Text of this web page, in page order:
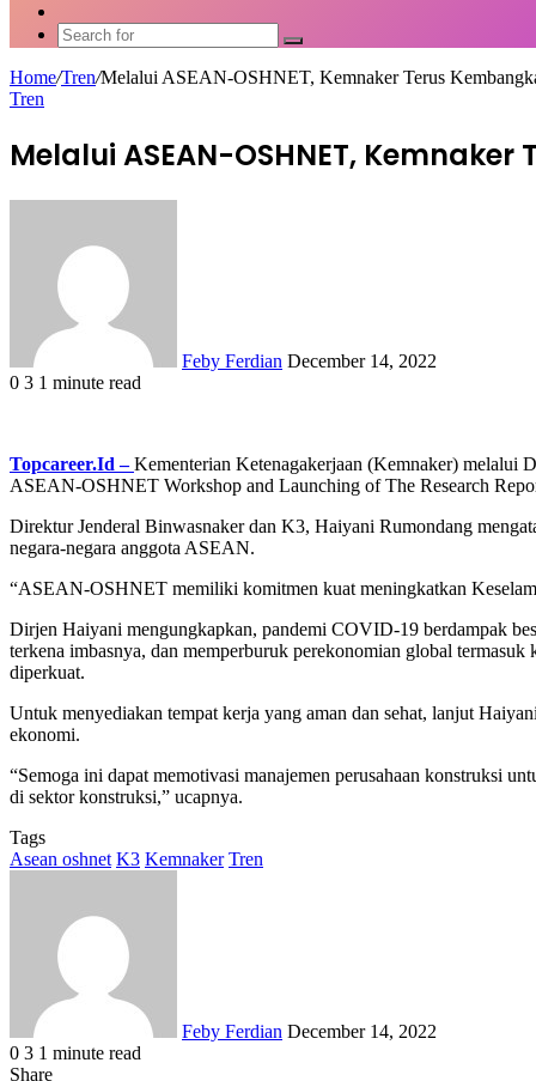
skin
Search
for
Home/Tren/Melalui ASEAN-OSHNET, Kemnaker Terus
Tren
Melalui ASEAN-OSHNET,
Feby Ferdian December 14, 2022
0 3 1 minute read
Topcareer.Id –Kementerian Ketenagakerjaan (Kemnaker) melalui
ASEAN-OSHNET Workshop and Launching of The Research
Direktur Jenderal Binwasnaker dan K3, Haiyani Rumondang
negara-negara anggota ASEAN.
“ASEAN-OSHNET memiliki komitmen kuat meningkatkan
Dirjen Haiyani mengungkapkan, pandemi COVID-19 berdampak
terkena imbasnya, dan memperburuk perekonomian global
diperkuat.
Untuk menyediakan tempat kerja yang aman dan sehat, lanjut
ekonomi.
“Semoga ini dapat memotivasi manajemen perusahaan konstruksi
di sektor konstruksi,” ucapnya.
Tags
Asean oshnet K3 Kemnaker Tren
Feby Ferdian December 14, 2022
0 3 1 minute read
Facebook
X
LinkedIn
WhatsApp
Share
Share